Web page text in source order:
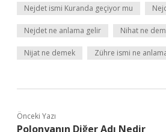
Nejdet ismi Kuranda geçiyor mu
Nejdet ne anlama gelir Nihat ne
Nijat ne demek Zühre ismi ne
Önceki Yazı
Polonyanın Diğer Adı Nedir